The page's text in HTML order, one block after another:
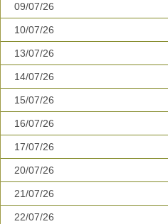
09/07/26
10/07/26
13/07/26
14/07/26
15/07/26
16/07/26
17/07/26
20/07/26
21/07/26
22/07/26